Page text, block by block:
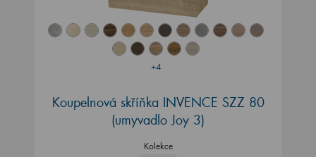
+4
Koupelnová skříňka INVENCE SZZ 80
(umyvadlo Joy 3)
Kolekce